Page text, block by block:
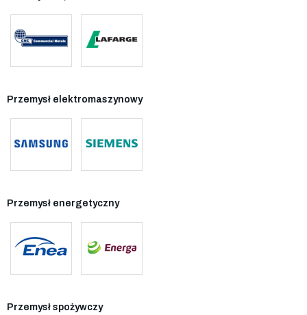
Przemysł elektromaszynowy
Przemysł energetyczny
Przemysł spożywczy